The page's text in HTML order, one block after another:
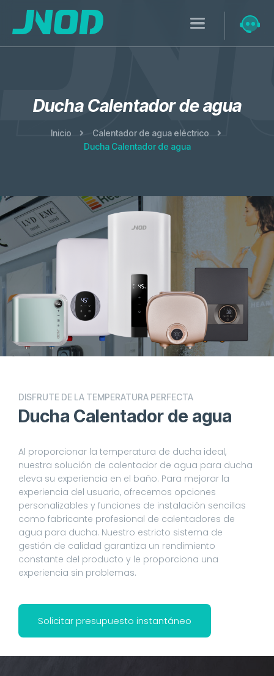
Ducha Calentador de agua
Inicio
Calentador de agua eléctrico
Ducha Calentador de agua
DISFRUTE DE LA TEMPERATURA PERFECTA
Ducha Calentador de agua
Al proporcionar la temperatura de ducha ideal,
nuestra solución de calentador de agua para ducha
eleva su experiencia en el baño. Para mejorar la
experiencia del usuario, ofrecemos opciones
personalizables y funciones de instalación sencillas
como fabricante profesional de calentadores de
agua para ducha. Nuestro estricto sistema de
gestión de calidad garantiza un rendimiento
constante del producto y le proporciona una
experiencia sin problemas.
Solicitar presupuesto instantáneo